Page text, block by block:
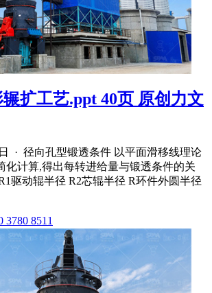
扩工艺.ppt 40页 原创力文
· 径向孔型锻透条件 以平面滑移线理论
化计算,得出每转进给量与锻透条件的关
驱动辊半径 R2芯辊半径 R环件外圆半径
3780 8511